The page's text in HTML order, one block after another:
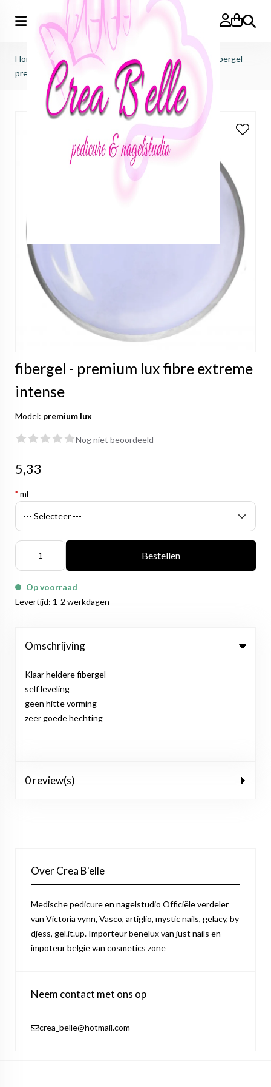
Zoeken
Home just nails (importeur benelux) builder gel >
fibergel -
premium lux fibre extreme intense
fibergel - premium lux fibre extreme
intense
Model: premium lux
Nog niet beoordeeld
5,33
*ml
Bestellen
Op voorraad
Levertijd: 1-2 werkdagen
Omschrijving
Klaar heldere fibergel
self leveling
geen hitte vorming
zeer goede hechting
0 review(s)
Over Crea B'elle
Medische pedicure en nagelstudio Officiële verdeler
van Victoria vynn, Vasco, artiglio, mystic nails, gelacy, by
djess, gel.it.up. Importeur benelux van just nails en
impoteur belgie van cosmetics zone
Neem contact met ons op
crea_belle@hotmail.com